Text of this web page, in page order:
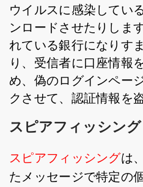
ウイルスに感染してい
ンロードさせたりしま
れている銀行になりす
り、受信者に口座情報
め、偽のログインペー
クさせて、認証情報を
スピアフィッシング
スピアフィッシングは
たメッセージで特定の